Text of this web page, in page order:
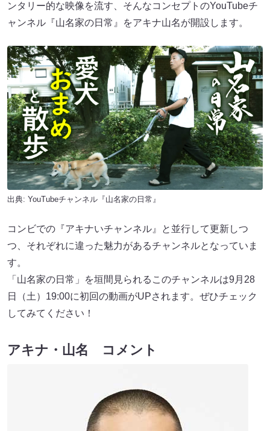
ンタリー的な映像を流す、そんなコンセプトのYouTubeチ
ャンネル『山名家の日常』をアキナ山名が開設します。
出典: YouTubeチャンネル『山名家の日常』
コンビでの『アキナいチャンネル』と並行して更新しつ
つ、それぞれに違った魅力があるチャンネルとなっていま
す。
「山名家の日常」を垣間見られるこのチャンネルは9月28
日（土）19:00に初回の動画がUPされます。ぜひチェック
してみてください！
アキナ・山名 コメント